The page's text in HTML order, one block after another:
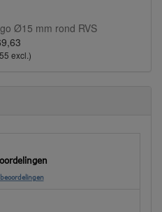
Ø15 mm rond RVS
excl.)